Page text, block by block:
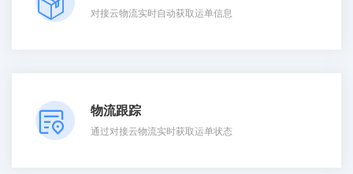
对接云物流实时自动获取运单信息
物流跟踪
通过对接云物流实时获取运单状态